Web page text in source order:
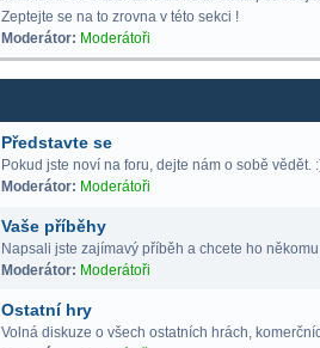
Zeptejte se na to zrovna v této sekci !
Moderátor: Moderátoři
Představte se
Pokud jste noví na foru, dejte nám o sobě vědět.
Moderátor: Moderátoři
Vaše příběhy
Napsali jste zajímavý příběh a chcete ho
Moderátor: Moderátoři
Ostatní hry
Volná diskuze o všech ostatních hrách,